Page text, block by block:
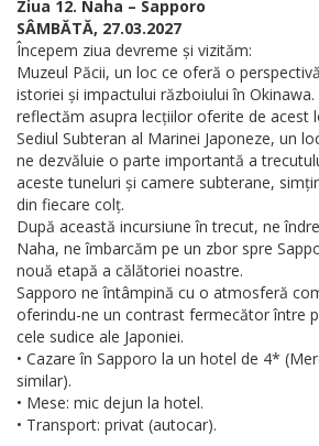
Ziua 12. Naha – Sapporo
SÂMBĂTĂ, 27.03.2027
Începem ziua devreme și vizităm:
Muzeul Păcii, un loc ce oferă o
istoriei și impactului războiului în
reflectăm asupra lecțiilor oferite de acest
Sediul Subteran al Marinei Japoneze, un
ne dezvăluie o parte importantă a
aceste tuneluri și camere subterane,
din fiecare colț.
După această incursiune în trecut, ne
Naha, ne îmbarcăm pe un zbor spre
nouă etapă a călătoriei noastre.
Sapporo ne întâmpină cu o atmosferă
oferindu-ne un contrast fermecător între
cele sudice ale Japoniei.
• Cazare în Sapporo la un hotel de 4*
similar).
• Mese: mic dejun la hotel.
• Transport: privat (autocar).